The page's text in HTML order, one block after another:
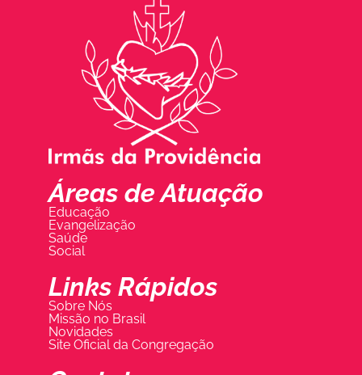
Áreas de Atuação
Educação
Evangelização
Saúde
Social
Links Rápidos
Sobre Nós
Missão no Brasil
Novidades
Site Oficial da Congregação